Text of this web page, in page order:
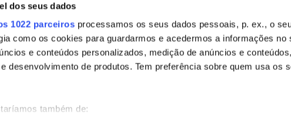
dos seus dados
1022 parceiros processamos os seus dados pessoais, p. ex., o
como os cookies para guardarmos e acedermos a informações no
e conteúdos personalizados, medição de anúncios e
desenvolvimento de produtos. Tem preferência sobre quem usa os
também de: